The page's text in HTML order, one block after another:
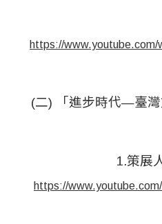
https://
(二) 「進步時代—臺灣
1.策展
https://